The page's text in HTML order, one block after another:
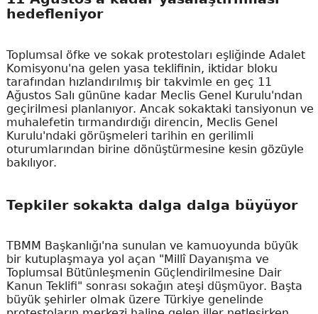
hedefleniyor
Toplumsal öfke ve sokak protestoları eşliğinde Adalet
Komisyonu'na gelen yasa teklifinin, iktidar bloku
tarafından hızlandırılmış bir takvimle en geç 11
Ağustos Salı gününe kadar Meclis Genel Kurulu'ndan
geçirilmesi planlanıyor. Ancak sokaktaki tansiyonun ve
muhalefetin tırmandırdığı direncin, Meclis Genel
Kurulu'ndaki görüşmeleri tarihin en gerilimli
oturumlarından birine dönüştürmesine kesin gözüyle
bakılıyor.
Tepkiler sokakta dalga dalga büyüyor
TBMM Başkanlığı'na sunulan ve kamuoyunda büyük
bir kutuplaşmaya yol açan "Millî Dayanışma ve
Toplumsal Bütünleşmenin Güçlendirilmesine Dair
Kanun Teklifi" sonrası sokağın ateşi düşmüyor. Başta
büyük şehirler olmak üzere Türkiye genelinde